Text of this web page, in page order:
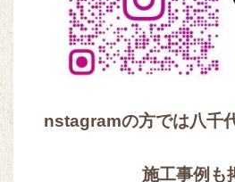
nstagramの方では八千
施工事例も掲載し